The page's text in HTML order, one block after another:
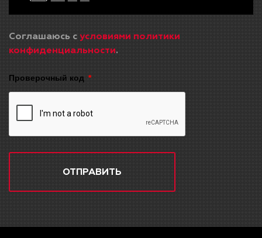
Соглашаюсь с условиями политики
конфиденциальности.
Проверочный код
ОТПРАВИТЬ